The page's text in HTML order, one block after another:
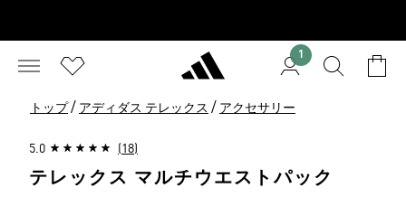
1
トップ / アディダス テレックス / アクセサリー
5.0 (18)
テレックス マルチウエストパック